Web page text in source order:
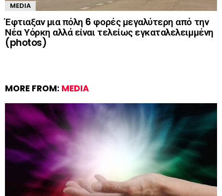
MEDIA
Έφτιαξαν μια πόλη 6 φορές μεγαλύτερη από την
Νέα Υόρκη αλλά είναι τελείως εγκαταλελειμμένη
(photos)
MORE FROM: MEDIA